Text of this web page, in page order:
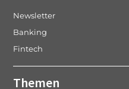
Newsletter
Banking
Fintech
Themen